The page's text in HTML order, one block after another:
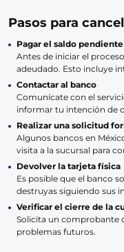
Pasos para
Pagar el saldo pendiente
Antes de iniciar el
adeudado. Esto incluye
Contactar al banco
Comunícate con el
informar tu intención de
Realizar una solicitud
Algunos bancos en
visita a la sucursal para
Devolver la tarjeta física
Es posible que el banco
destruyas siguiendo sus
Verificar el cierre de la
Solicita un comprobante
problemas futuros.